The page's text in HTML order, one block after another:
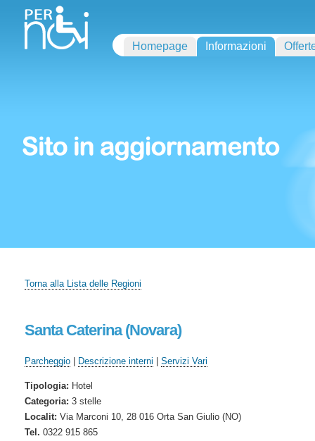
Homepage Informazioni
Torna alla Lista delle Regioni
Santa Caterina (Novara)
Parcheggio| Descrizione interni Servizi Vari
Tipologia: Hotel
Categoria: 3 stelle
Localit: Via Marconi 10, 28 016 Orta San Giulio (NO)
Tel. 0322 915 865